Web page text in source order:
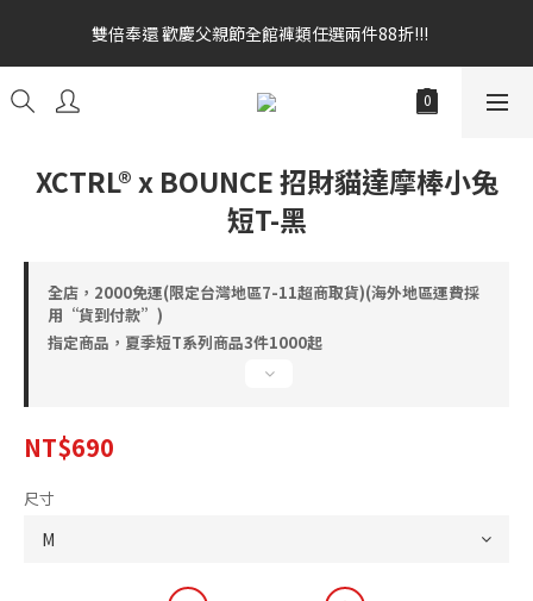
雙倍奉還 歡慶父親節全館褲類任選兩件88折!!!
雙倍奉還 歡慶父親節全館褲類任選兩件88折!!!
全館消費滿額$1680贈3D好野貓公仔(絲綢鐵黑) 滿額$2499贈達摩
金幣 送完為止!  滿$3000再贈現金卷$300元
雙倍奉還 歡慶父親節全館褲類任選兩件88折!!!
XCTRL® x BOUNCE 招財貓達摩棒小兔
短T-黑
全店，2000免運(限定台灣地區7-11超商取貨)(海外地區運費採
用“貨到付款”)
指定商品，夏季短T系列商品3件1000起
NT$690
尺寸